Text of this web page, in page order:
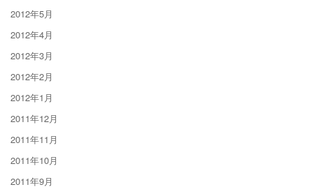
2012年5月
2012年4月
2012年3月
2012年2月
2012年1月
2011年12月
2011年11月
2011年10月
2011年9月